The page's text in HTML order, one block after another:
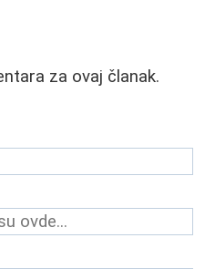
za ovaj članak.